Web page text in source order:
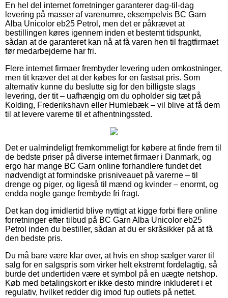
En hel del internet forretninger garanterer dag-til-dag
levering på masser af varenumre, eksempelvis BC Garn
Alba Unicolor eb25 Petrol, men det er påkrævet at
bestillingen køres igennem inden et bestemt tidspunkt,
sådan at de garanteret kan nå at få varen hen til fragtfirmaet
før medarbejderne har fri.
Flere internet firmaer frembyder levering uden omkostninger,
men tit kræver det at der købes for en fastsat pris. Som
alternativ kunne du beslutte sig for den billigste slags
levering, der tit – uafhængig om du opholder sig tæt på
Kolding, Frederikshavn eller Humlebæk – vil blive at få dem
til at levere varerne til et afhentningssted.
Det er ualmindeligt fremkommeligt for købere at finde frem til
de bedste priser på diverse internet firmaer i Danmark, og
ergo har mange BC Garn online forhandlere fundet det
nødvendigt at formindske prisniveauet på varerne – til
drenge og piger, og ligeså til mænd og kvinder – enormt, og
endda nogle gange frembyde fri fragt.
Det kan dog imidlertid blive nyttigt at kigge forbi flere online
forretninger efter tilbud på BC Garn Alba Unicolor eb25
Petrol inden du bestiller, sådan at du er skråsikker på at få
den bedste pris.
Du må bare være klar over, at hvis en shop sælger varer til
salg for en salgspris som virker helt ekstremt fordelagtig, så
burde det undertiden være et symbol på en uægte netshop.
Køb med betalingskort er ikke desto mindre inkluderet i et
regulativ, hvilket redder dig imod fup outlets på nettet.